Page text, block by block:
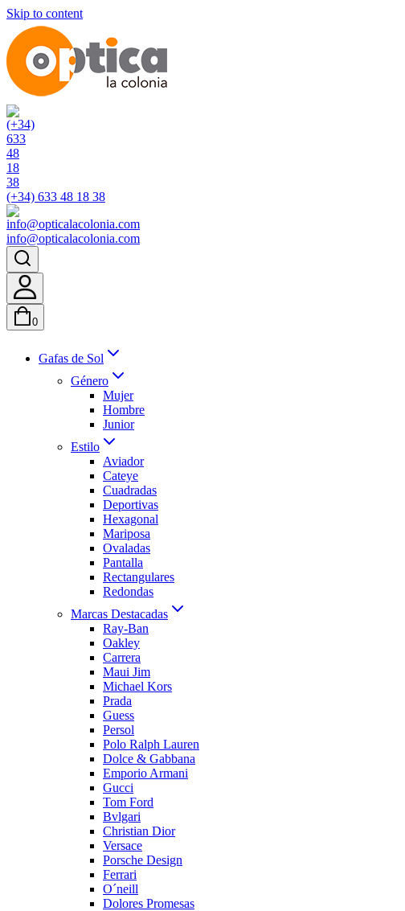
Skip to content
(+34) 633 48 18 38
info@opticalacolonia.com
0
Gafas de Sol
Género
Mujer
Hombre
Junior
Estilo
Aviador
Cateye
Cuadradas
Deportivas
Hexagonal
Mariposa
Ovaladas
Pantalla
Rectangulares
Redondas
Marcas Destacadas
Ray-Ban
Oakley
Carrera
Maui Jim
Michael Kors
Prada
Guess
Persol
Polo Ralph Lauren
Dolce & Gabbana
Emporio Armani
Gucci
Tom Ford
Bvlgari
Christian Dior
Versace
Porsche Design
Ferrari
O´neill
Dolores Promesas